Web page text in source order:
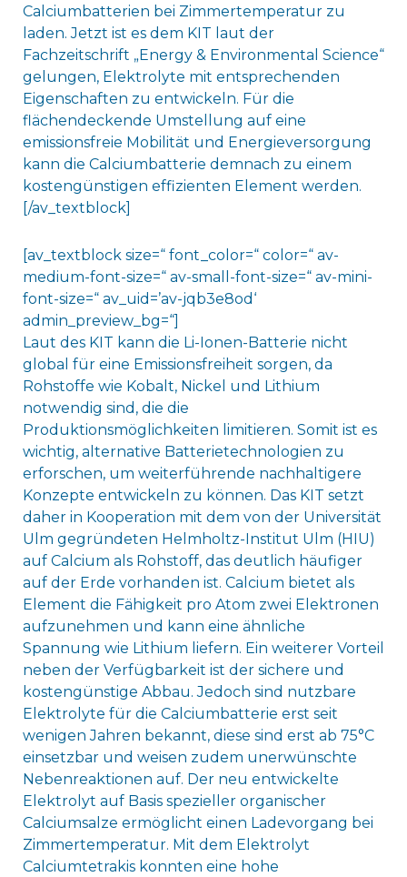
Calciumbatterien bei Zimmertemperatur zu
laden. Jetzt ist es dem KIT laut der
Fachzeitschrift „Energy & Environmental Science“
gelungen, Elektrolyte mit entsprechenden
Eigenschaften zu entwickeln. Für die
flächendeckende Umstellung auf eine
emissionsfreie Mobilität und Energieversorgung
kann die Calciumbatterie demnach zu einem
kostengünstigen effizienten Element werden.
[/av_textblock]
[av_textblock size=“ font_color=“ color=“ av-
medium-font-size=“ av-small-font-size=“ av-mini-
font-size=“ av_uid=’av-jqb3e8od‘
admin_preview_bg=“]
Laut des KIT kann die Li-Ionen-Batterie nicht
global für eine Emissionsfreiheit sorgen, da
Rohstoffe wie Kobalt, Nickel und Lithium
notwendig sind, die die
Produktionsmöglichkeiten limitieren. Somit ist es
wichtig, alternative Batterietechnologien zu
erforschen, um weiterführende nachhaltigere
Konzepte entwickeln zu können. Das KIT setzt
daher in Kooperation mit dem von der Universität
Ulm gegründeten Helmholtz-Institut Ulm (HIU)
auf Calcium als Rohstoff, das deutlich häufiger
auf der Erde vorhanden ist. Calcium bietet als
Element die Fähigkeit pro Atom zwei Elektronen
aufzunehmen und kann eine ähnliche
Spannung wie Lithium liefern. Ein weiterer Vorteil
neben der Verfügbarkeit ist der sichere und
kostengünstige Abbau. Jedoch sind nutzbare
Elektrolyte für die Calciumbatterie erst seit
wenigen Jahren bekannt, diese sind erst ab 75°C
einsetzbar und weisen zudem unerwünschte
Nebenreaktionen auf. Der neu entwickelte
Elektrolyt auf Basis spezieller organischer
Calciumsalze ermöglicht einen Ladevorgang bei
Zimmertemperatur. Mit dem Elektrolyt
Calciumtetrakis konnten eine hohe